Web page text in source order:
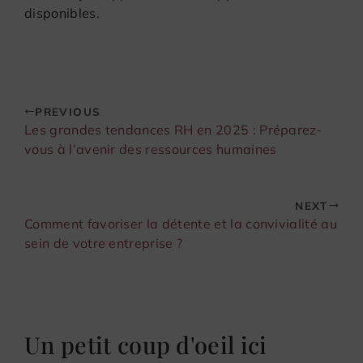
disponibles.
PREVIOUS
Les grandes tendances RH en 2025 : Préparez-
vous à l’avenir des ressources humaines
NEXT
Comment favoriser la détente et la convivialité au
sein de votre entreprise ?
Un petit coup d'oeil ici